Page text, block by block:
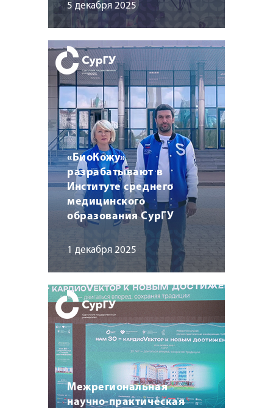
5 декабря 2025
«БиоКожу»
разрабатывают в
Институте среднего
медицинского
образования СурГУ
1 декабря 2025
Межрегиональная
научно-практическая